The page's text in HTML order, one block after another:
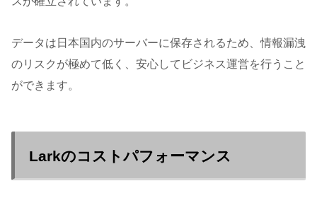
データは日本国内のサーバーに保存されるため、情報漏洩
のリスクが極めて低く、安心してビジネス運営を行うこと
ができます。
Larkのコストパフォーマンス